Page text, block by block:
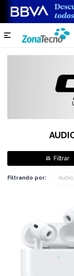

Filtrando por: